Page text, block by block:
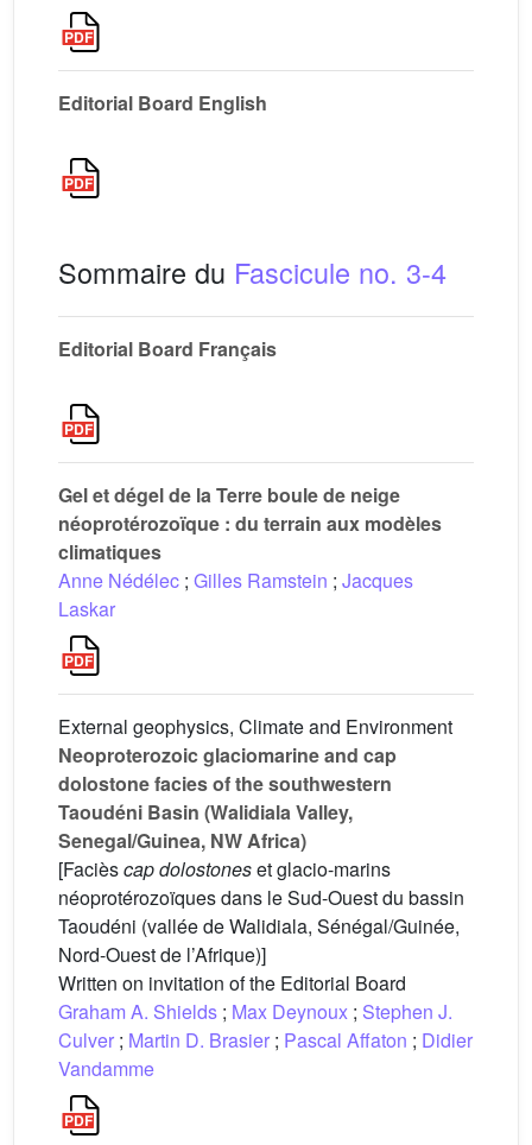
Editorial Board English
Sommaire du Fascicule no. 3-4
Editorial Board Français
Gel et dégel de la Terre boule de neige
néoprotérozoïque : du terrain aux modèles
climatiques
Anne Nédélec ; Gilles Ramstein ; Jacques
Laskar
External geophysics, Climate and Environment
Neoproterozoic glaciomarine and cap
dolostone facies of the southwestern
Taoudéni Basin (Walidiala Valley,
Senegal/Guinea, NW Africa)
[Facièscap dolostoneset glacio-marins
néoprotérozoïques dans le Sud-Ouest du bassin
Taoudéni (vallée de Walidiala, Sénégal/Guinée,
Nord-Ouest de l’Afrique)]
Written on invitation of the Editorial Board
Graham A. Shields ; Max Deynoux ; Stephen J.
Culver ; Martin D. Brasier ; Pascal Affaton ; Didier
Vandamme